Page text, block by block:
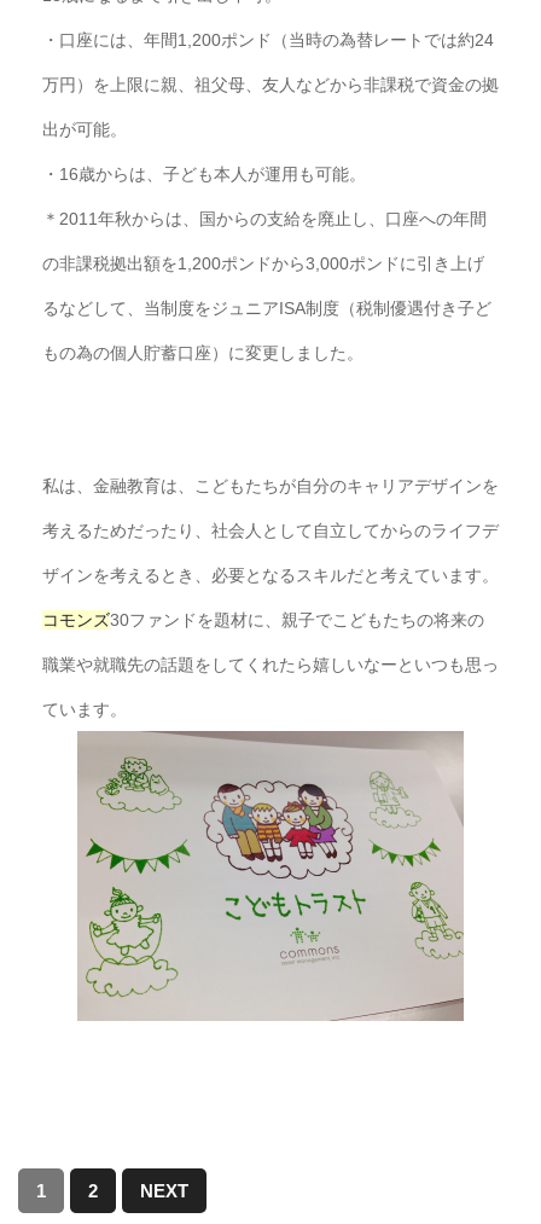
・口座には、年間1,200ポンド（当時の為替レートでは約24
万円）を上限に親、祖父母、 友人などから非課税で資金の拠
出が可能。
・16歳からは、子ども本人が運用も可能。
＊2011年秋からは、国からの支給を廃止し、 口座への年間
の非課税拠出額を1,200ポンドから3, 000ポンドに引き上げ
るなどして、 当制度をジュニアISA制度（税制優遇付き子ど
もの為の個人貯蓄口座）に変更しました。
私は、金融教育は、 こどもたちが自分のキャリアデザインを
考えるためだったり、 社会人として自立してからのライフデ
ザインを考えるとき、 必要となるスキルだと考えています。
コモンズ30ファンドを題材に、 親子でこどもたちの将来の
職業や就職先の話題をしてくれたら嬉しいなーといつも思っ
ています。
1 2 NEXT